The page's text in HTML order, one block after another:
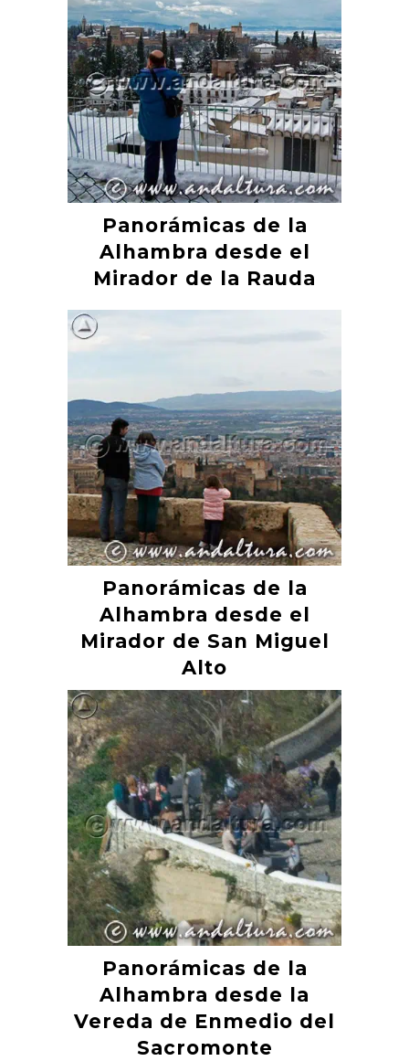
Panorámicas de la
Alhambra desde el
Mirador de la Rauda
Panorámicas de la
Alhambra desde el
Mirador de San Miguel
Alto
Panorámicas de la
Alhambra desde la
Vereda de Enmedio del
Sacromonte